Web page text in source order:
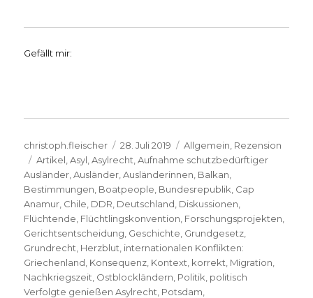
Gefällt mir:
Autor
christoph.fleischer
Veröffentlicht
am
28. Juli 2019 Kategorien
Allgemein Rezension
Schlagwörter
Artikel ,Asyl ,Asylrecht ,Aufnahme schutzbedürftiger
Ausländer ,Ausländer ,Ausländerinnen Balkan
Bestimmungen Boatpeople Bundesrepublik Cap
Anamur Chile DDR Deutschland Diskussionen
Flüchtende Flüchtlingskonvention Forschungsprojekten
Gerichtsentscheidung Geschichte Grundgesetz
Grundrecht Herzblut internationalen Konflikten:
Griechenland Konsequenz Kontext korrekt Migration
Nachkriegszeit Ostblockländern Politik politisch
Verfolgte genießen Asylrecht Potsdam